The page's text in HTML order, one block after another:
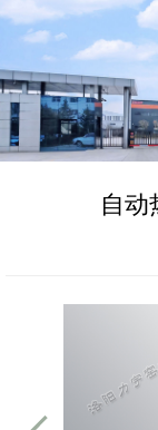
自